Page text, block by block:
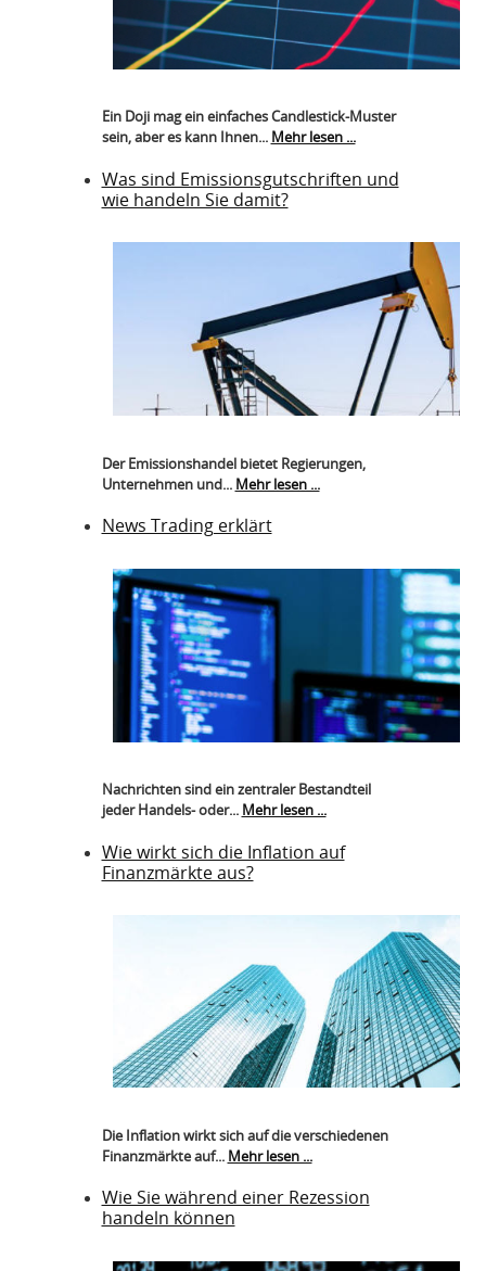
Ein Doji mag ein einfaches Candlestick-Muster
sein, aber es kann Ihnen... Mehr lesen ...
Was sind Emissionsgutschriften und
wie handeln Sie damit?
Der Emissionshandel bietet Regierungen,
Unternehmen und... Mehr lesen ...
News Trading erklärt
Nachrichten sind ein zentraler Bestandteil
jeder Handels- oder... Mehr lesen ...
Wie wirkt sich die Inflation auf
Finanzmärkte aus?
Die Inflation wirkt sich auf die verschiedenen
Finanzmärkte auf... Mehr lesen ...
Wie Sie während einer Rezession
handeln können